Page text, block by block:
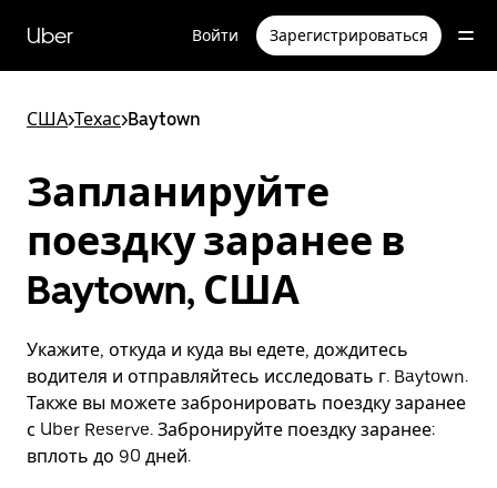
перейти
к
Uber Войти Зарегистрироваться
США>Техас>Baytown
Запланируйте
поездку заранее в
Baytown, США
Укажите, откуда и куда вы едете, дождитесь
водителя и отправляйтесь исследовать г. Baytown.
Также вы можете забронировать поездку заранее
с Uber Reserve. Забронируйте поездку заранее:
вплоть до 90 дней.